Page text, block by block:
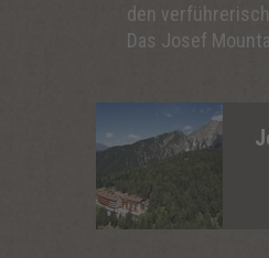
den
Das Josef